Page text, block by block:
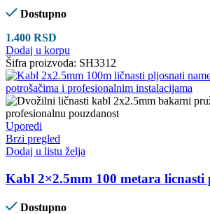
Dostupno
1.400 RSD
Dodaj u korpu
Šifra proizvoda: SH3312
Uporedi
Brzi pregled
Dodaj u listu želja
Kabl 2×2.5mm 100 metara licnasti
Dostupno